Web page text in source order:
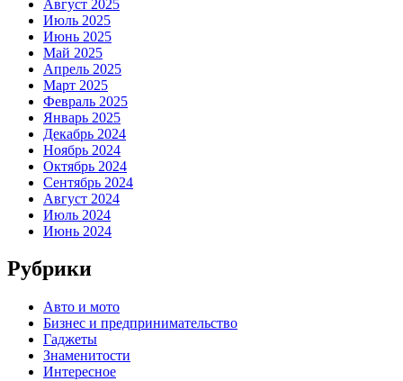
Август 2025
Июль 2025
Июнь 2025
Май 2025
Апрель 2025
Март 2025
Февраль 2025
Январь 2025
Декабрь 2024
Ноябрь 2024
Октябрь 2024
Сентябрь 2024
Август 2024
Июль 2024
Июнь 2024
Рубрики
Авто и мото
Бизнес и предпринимательство
Гаджеты
Знаменитости
Интересное